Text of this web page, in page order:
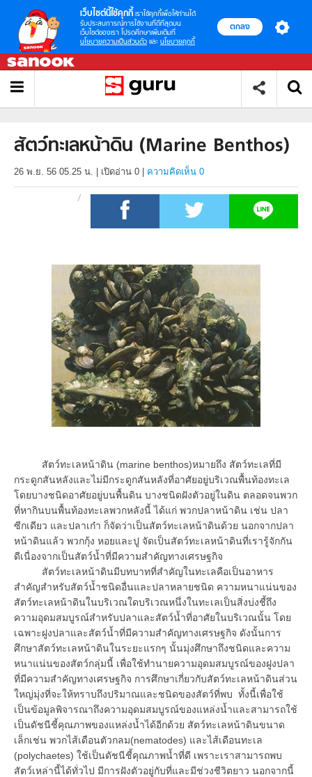
เว็บไซต์นี้ใช้คุกกี้ เราใช้คุกกี้เพื่อให้ท่านได้
รับประสบการณ์การใช้งานที่ดีที่สุดบน
เว็บไซต์ของเรา โปรดศึกษาเพิ่มเติมที่
นโยบายความเป็นส่วนตัว และ นโยบายคุกกี้
ตกลง
สัตว์ทะเลหน้าดิน (Marine Benthos)
26 พ.ย. 56 05.25 น. เปิดอ่าน 0 ความคิดเห็น 0
สัตว์ทะเลหน้าดิน (marine benthos)หมายถึง สัตว์ทะเลที่มี
กระดูกสันหลังและไม่มีกระดูกสันหลังที่อาศัยอยู่บริเวณพื้นท้องทะเล
โดยบางชนิดอาศัยอยู่บนพื้นดิน บางชนิดฝังตัวอยู่ในดิน ตลอดจนพวก
ที่หากินบนพื้นท้องทะเลพวกหลังนี้ ได้แก่ พวกปลาหน้าดิน เช่น ปลา
ซีกเดียว และปลาเก๋า ก็จัดว่าเป็นสัตว์ทะเลหน้าดินด้วย นอกจากปลา
หน้าดินแล้ว พวกกุ้ง หอยและปู จัดเป็นสัตว์ทะเลหน้าดินที่เรารู้จักกัน
ดีเนื่องจากเป็นสัตว์น้ำที่มีความสำคัญทางเศรษฐกิจ
สัตว์ทะเลหน้าดินมีบทบาทที่สำคัญในทะเลคือเป็นอาหาร
สำคัญสำหรับสัตว์น้ำชนิดอื่นและปลาหลายชนิด ความหนาแน่นของ
สัตว์ทะเลหน้าดินในบริเวณใดบริเวณหนึ่งในทะเลเป็นสิ่งบ่งชี้ถึง
ความอุดมสมบูรณ์สำหรับปลาและสัตว์น้ำที่อาศัยในบริเวณนั้น โดย
เฉพาะฝูงปลาและสัตว์น้ำที่มีความสำคัญทางเศรษฐกิจ ดังนั้นการ
ศึกษาสัตว์ทะเลหน้าดินในระยะแรกๆ นั้นมุ่งศึกษาถึงชนิดและความ
หนาแน่นของสัตว์กลุ่มนี้ เพื่อใช้ทำนายความอุดมสมบูรณ์ของฝูงปลา
ที่มีความสำคัญทางเศรษฐกิจ การศึกษาเกี่ยวกับสัตว์ทะเลหน้าดินส่วน
ใหญ่มุ่งที่จะให้ทราบถึงปริมาณและชนิดของสัตว์ที่พบ ทั้งนี้เพื่อใช้
เป็นข้อมูลพิจารณาถึงความอุดมสมบูรณ์ของแหล่งน้ำและสามารถใช้
เป็นดัชนีชี้คุณภาพของแหล่งน้ำได้อีกด้วย สัตว์ทะเลหน้าดินขนาด
เล็กเช่น พวกไส้เดือนตัวกลม(nematodes) และไส้เดือนทะเล
(polychaetes) ใช้เป็นดัชนีชี้คุณภาพน้ำที่ดี เพราะเราสามารถพบ
สัตว์เหล่านี้ได้ทั่วไป มีการฝังตัวอยู่กับที่และมีช่วงชีวิตยาว นอกจากนี้